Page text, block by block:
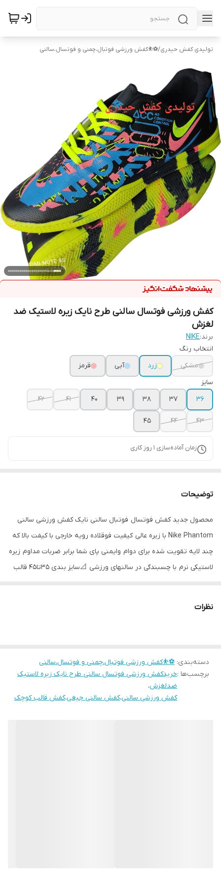
تولیدی کفش حیدری/⚽⛹️کفش ورزشی فوتبال،چمنی و فوتسال،سالنی
کفش ورزشی فوتسال سالنی طرح نایک زیره لاستیک ضد
لغزش
برند:NIKE
انتخاب رنگ
مشکی
زرد آبی
قرمز
سایز
36
37
38
39
40
41
42
43
44
45
زمان آماده‌سازی 1 روز کاری
توضیحات
محصول جدید کفش فوتسال فوتبال سالنی نایک کفش ورزشی سالنی
Nike Phantom با زیره عالی کیفیت فوقلاده رویه خارجی با کیفت بالا که
چند لایه تقویت شده برای دوام وایمنی پای شما برابر ضربات مداوم زیره
لاستیکی نرم با چسبندگی در سالنهای ورزشی 📐سایز بندی 35تا45 قالب
نظرات
دسته‌بندی: ⚽⛹️کفش ورزشی فوتبال،چمنی و فوتسال،سالنی
برچسب‌ها :خریدکفش ورزشی فوتسال سالنی طرح نایک زیره لاستیک
ضدلغزش،
کفش ورزشی سالنی،کفش سالنی جیغی،کفش قالب کوچک